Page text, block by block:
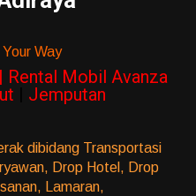
Way
Rental Mobil Avanza
Jemputan
dibidang Transportasi
Drop Hotel, Drop
Lamaran,